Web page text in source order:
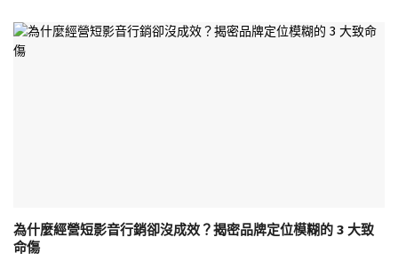
為什麼經營短影音行銷卻沒成效？揭密品牌定位模糊的 3 大致
命傷